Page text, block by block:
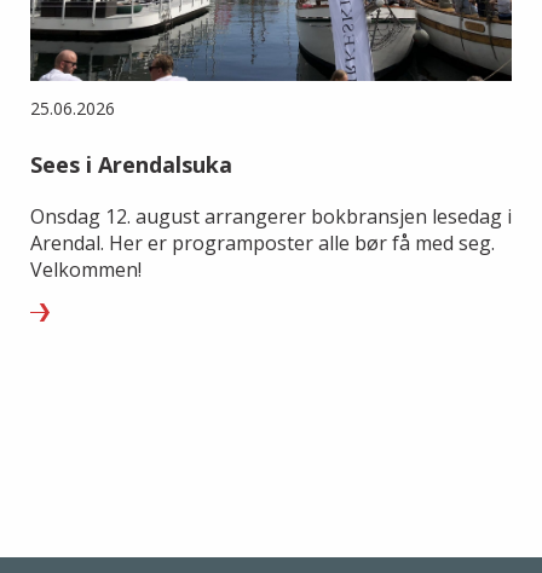
25.06.2026
Sees i Arendalsuka
Onsdag 12. august arrangerer bokbransjen lesedag i
Arendal. Her er programposter alle bør få med seg.
Velkommen!